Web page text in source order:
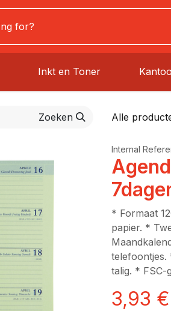
Inkt en Toner
Zoeken Alle
Internal
* Formaat
papier. *
telefoontjes.
talig. * FSC-
3,93 €